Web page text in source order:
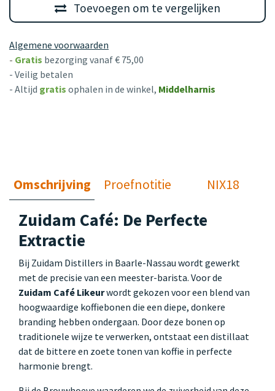
Toevoegen om te vergelijken
Algemene voorwaarden
- Gratis bezorging vanaf € 75,00
- Veilig betalen
- Altijd gratis ophalen in de winkel, Middelharnis
Omschrijving Proefnotitie NIX18
Zuidam Café: De Perfecte
Extractie
Bij Zuidam Distillers in Baarle-Nassau wordt gewerkt
met de precisie van een meester-barista. Voor de
Zuidam Café Likeurwordt gekozen voor een blend van
hoogwaardige koffiebonen die een diepe, donkere
branding hebben ondergaan. Door deze bonen op
traditionele wijze te verwerken, ontstaat een distillaat
dat de bittere en zoete tonen van koffie in perfecte
harmonie brengt.